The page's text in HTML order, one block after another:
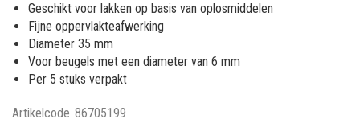
gallerij
Geschikt voor lakken op basis van oplosmiddelen
Fijne oppervlakteafwerking
Diameter 35 mm
Voor beugels met een diameter van 6 mm
Per 5 stuks verpakt
Artikelcode 86705199